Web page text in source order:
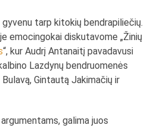
tarp kitokių bendrapiliečių.
emocingokai diskutavome „Žinių
“, kur Audrį Antanaitį pavadavusi
Lazdynų bendruomenės
Gintautą Jakimačių ir
galima juos